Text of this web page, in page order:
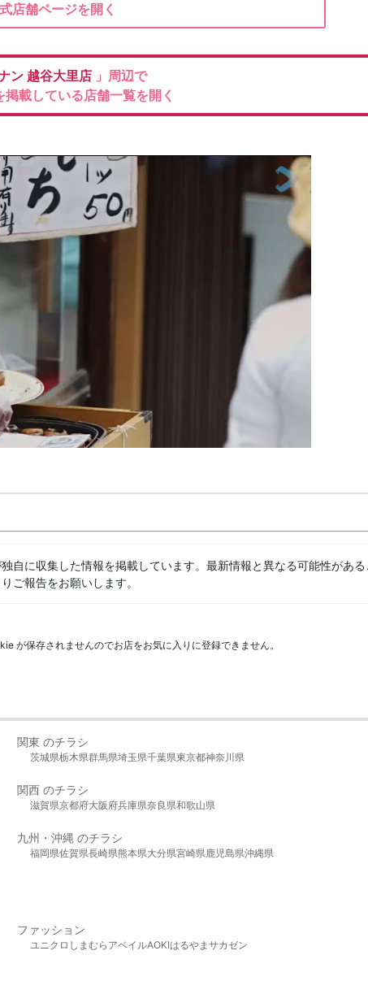
店舗ページを開く
ン 越谷大里店 」周辺で
掲載している店舗一覧を開く
自に収集した情報を掲載しています。最新情報と異なる可能性があ
りご報告をお願いします。
が保存されませんのでお店をお気に入りに登録できません。
関東 のチラシ
茨城県栃木県群馬県埼玉県千葉県東京都神奈川県
関西 のチラシ
滋賀県京都府大阪府兵庫県奈良県和歌山県
九州・沖縄 のチラシ
福岡県佐賀県長崎県熊本県大分県宮崎県鹿児島県沖縄県
ファッション
ユニクロ しまむら アベイルAOKIはるやま サカゼン